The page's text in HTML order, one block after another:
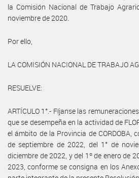
la Comisión Nacional de Trabajo
noviembre de 2020.
Por ello,
LA COMISIÓN NACIONAL DE TRABAJO
RESUELVE:
ARTÍCULO 1°.- Fíjanse las
que se desempeña en la actividad de
el ámbito de la Provincia de CORDOBA,
de septiembre de 2022, del 1° de
diciembre de 2022, y del 1º de enero de
2023, conforme se consigna en los